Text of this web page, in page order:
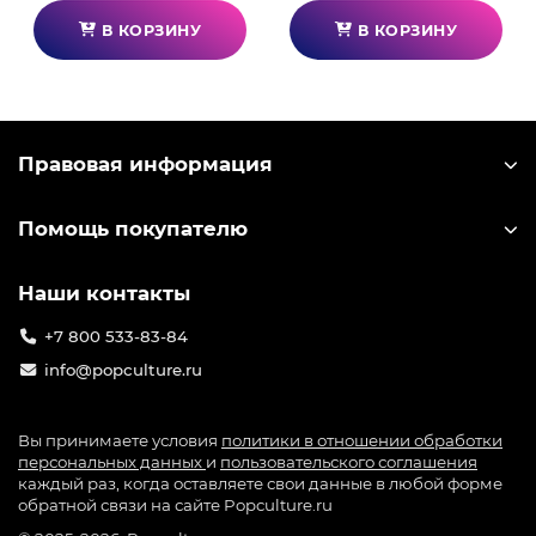
В КОРЗИНУ В КОРЗИНУ
Правовая информация
Помощь покупателю
Наши контакты
+7 800 533-83-84
info@popculture.ru
Вы принимаете условия политики в отношении обработки
персональных данных и пользовательского соглашения
каждый раз, когда оставляете свои данные в любой форме
обратной связи на сайте Popculture.ru